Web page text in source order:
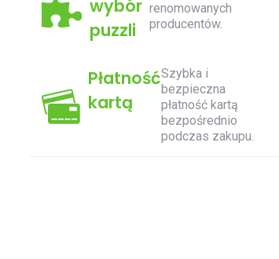
wybór
puzzli
renomowanych
producentów.
Płatność
kartą
Szybka i
bezpieczna
płatność kartą
bezpośrednio
podczas zakupu.